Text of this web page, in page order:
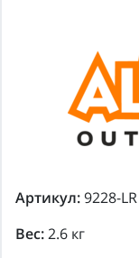
Артикул:9228-LR
Вес:2.6 кг